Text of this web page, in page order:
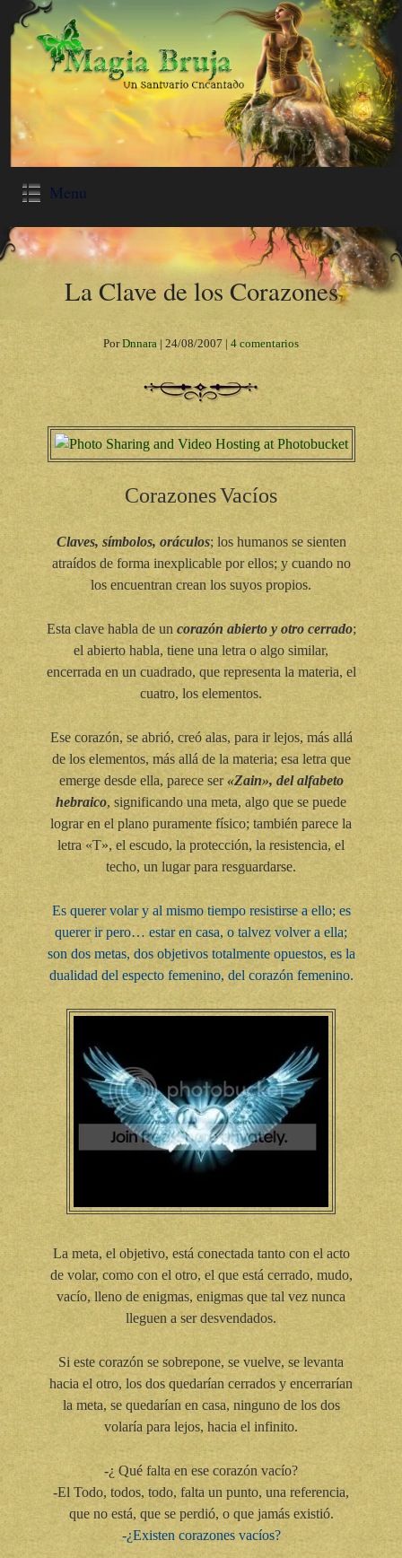
Menu
La Clave de los Corazones
PorDnnara | 24/08/2007 | 4 comentarios
CorazonesVacíos
Claves, símbolos, oráculos; los humanos se sienten
atraídos de forma inexplicable por ellos; y cuando no
los encuentran crean los suyos propios.
Esta clave habla de un corazón abierto y otro cerrado;
el abierto habla, tiene una letra o algo similar,
encerrada en un cuadrado, que representa la materia, el
cuatro, los elementos.
Ese corazón, se abrió, creó alas, para ir lejos, más allá
de los elementos, más allá de la materia; esa letra que
emerge desde ella, parece ser«Zain», del alfabeto
hebraico, significando una meta, algo que se puede
lograr en el plano puramente físico; también parece la
letra «T», el escudo, la protección, la resistencia, el
techo, un lugar para resguardarse.
Es querer volar y al mismo tiempo resistirse a ello; es
querer ir pero… estar en casa, o talvez volver a ella;
son dos metas, dos objetivos totalmente opuestos, es la
dualidad del especto femenino, del corazón femenino.
La meta, el objetivo, está conectada tanto con el acto
de volar, como con el otro, el que está cerrado, mudo,
vacío, lleno de enigmas, enigmas que tal vez nunca
lleguen a ser desvendados.
Si este corazón se sobrepone, se vuelve, se levanta
hacia el otro, los dos quedarían cerrados y encerrarían
la meta, se quedarían en casa, ninguno de los dos
volaría para lejos, hacia el infinito.
-¿ Qué falta en ese corazón vacío?
-El Todo, todos, todo, falta un punto, una referencia,
que no está, que se perdió, o que jamás existió.
-¿Existen corazones vacíos?